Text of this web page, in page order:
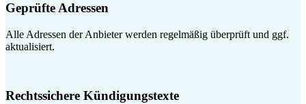
Geprüfte Adressen
Alle Adressen der Anbieter werden regelmäßig überprüft und ggf.
aktualisiert.
Rechtssichere Kündigungstexte